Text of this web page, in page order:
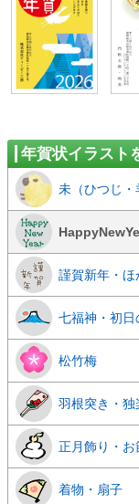
年賀状イラスト
未（ひつじ・
謹賀新年・ほ
七福神・初日
松竹梅
羽根突き・独
正月飾り・お
着物・扇子